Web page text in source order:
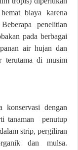
biaya karena
penelitian
pada berbagai
air hujan dan
terutama di musim
dengan
tanaman penutup
strip, pergiliran
dan mulsa.